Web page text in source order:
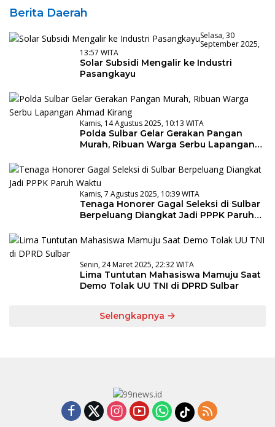
Berita Daerah
Selasa, 30
September 2025,
13:57 WITA
Solar Subsidi Mengalir ke Industri
Pasangkayu
Kamis, 14 Agustus 2025, 10:13 WITA
Polda Sulbar Gelar Gerakan Pangan
Murah, Ribuan Warga Serbu Lapangan
Kamis, 7 Agustus 2025, 10:39 WITA
Tenaga Honorer Gagal Seleksi di Sulbar
Berpeluang Diangkat Jadi PPPK Paruh
Senin, 24 Maret 2025, 22:32 WITA
Lima Tuntutan Mahasiswa Mamuju Saat
Demo Tolak UU TNI di DPRD Sulbar
Selengkapnya